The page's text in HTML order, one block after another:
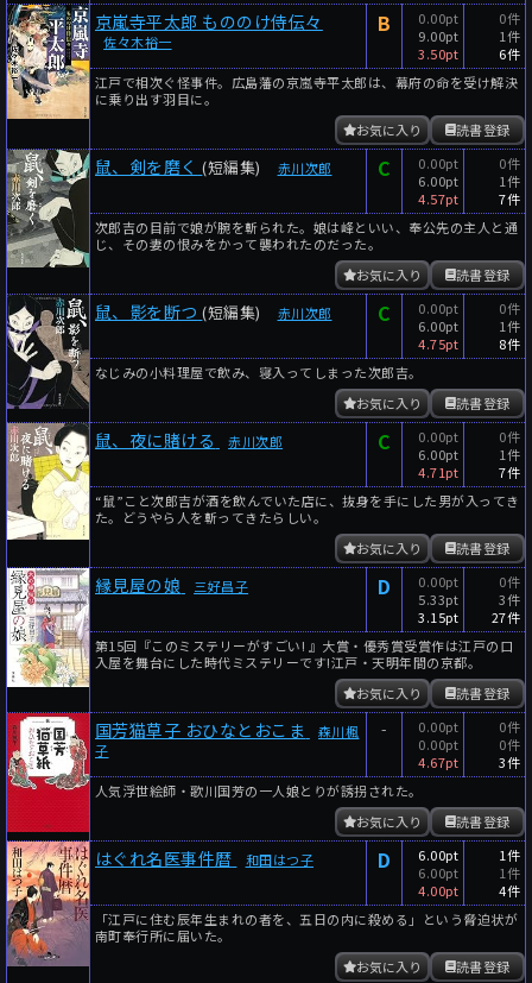
京嵐寺平太郎 もののけ侍伝々
佐々木裕一
B
0.00pt
9.00pt
3.50pt
0件
1件
6件
江戸で相次ぐ怪事件。広島藩の京嵐寺平太郎は、幕府の命を受け解決
に乗り出す羽目に。
読書登録
お気に入り
鼠、剣を磨く (短編集) 赤川次郎 C
0.00pt
6.00pt
4.57pt
0件
1件
7件
次郎吉の目前で娘が腕を斬られた。娘は峰といい、奉公先の主人と通
じ、その妻の恨みをかって襲われたのだった。
読書登録
お気に入り
鼠、影を断つ (短編集) 赤川次郎 C
0.00pt
6.00pt
4.75pt
0件
1件
8件
なじみの小料理屋で飲み、寝入ってしまった次郎吉。
読書登録
お気に入り
鼠、夜に賭ける 赤川次郎 C
0.00pt
6.00pt
4.71pt
0件
1件
7件
“鼠”こと次郎吉が酒を飲んでいた店に、抜身を手にした男が入ってき
た。どうやら人を斬ってきたらしい。
読書登録
お気に入り
縁見屋の娘 三好昌子 D
0.00pt
5.33pt
3.15pt
0件
3件
27件
第15回『このミステリーがすごい! 』大賞・優秀賞受賞作は江戸の口
入屋を舞台にした時代ミステリーです!江戸・天明年間の京都。
読書登録
お気に入り
国芳猫草子 おひなとおこま
森川楓
子
-
0.00pt
0.00pt
4.67pt
0件
0件
3件
人気浮世絵師・歌川国芳の一人娘とりが誘拐された。
読書登録
お気に入り
はぐれ名医事件暦 和田はつ子 D
6.00pt
6.00pt
4.00pt
1件
1件
4件
「江戸に住む辰年生まれの者を、五日の内に殺める」という脅迫状が
南町奉行所に届いた。
読書登録
お気に入り